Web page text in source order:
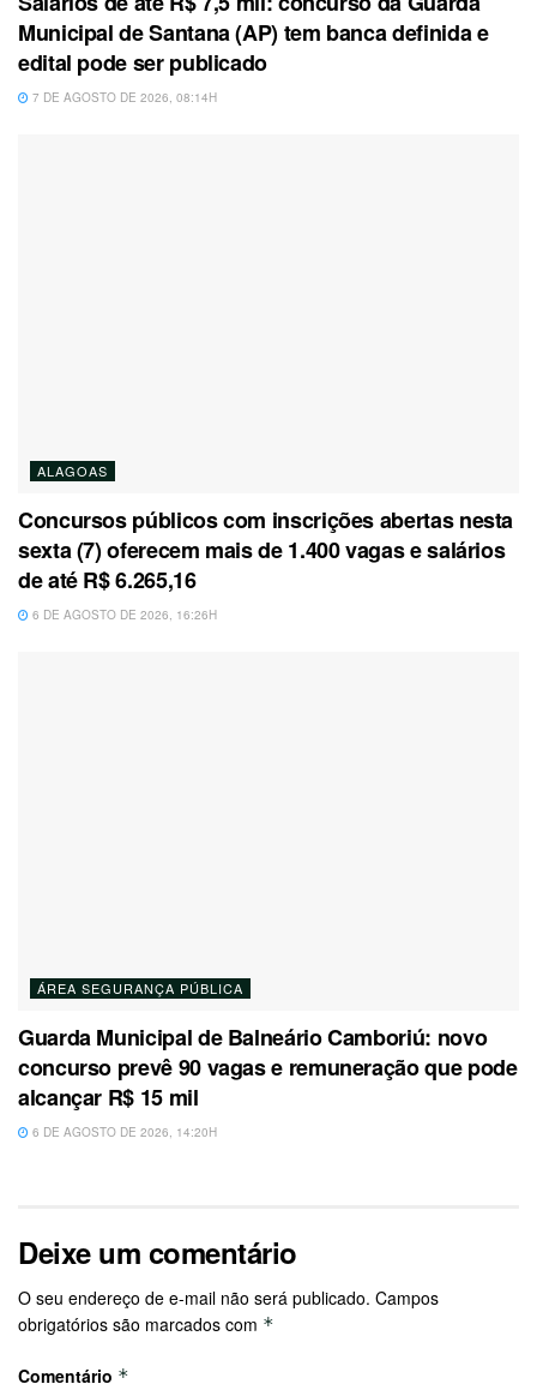
Municipal de Santana (AP) tem banca definida e
edital pode ser publicado
7 DE AGOSTO DE 2026, 08:14H
ALAGOAS
Concursos públicos com inscrições abertas nesta
sexta (7) oferecem mais de 1.400 vagas e salários
de até R$ 6.265,16
6 DE AGOSTO DE 2026, 16:26H
ÁREA SEGURANÇA PÚBLICA
Guarda Municipal de Balneário Camboriú: novo
concurso prevê 90 vagas e remuneração que pode
alcançar R$ 15 mil
6 DE AGOSTO DE 2026, 14:20H
Deixe um comentário
O seu endereço de e-mail não será publicado. Campos
obrigatórios são marcados com *
Comentário *